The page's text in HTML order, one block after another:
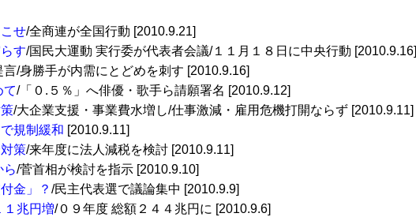
せ/全商連が全国行動 [2010.9.21]
す/国民大運動 実行委が代表者会議/１１月１８日に中央行動 [2010.9.16]
/身勝手が内需にとどめを刺す [2010.9.16]
て/「０.５％」へ俳優・歌手ら請願署名 [2010.9.12]
/大企業支援・事業費水増し/仕事激減・雇用危機打開ならず [2010.9.11]
規制緩和 [2010.9.11]
策/来年度に法人減税を検討 [2010.9.11]
ら/菅首相が検討を指示 [2010.9.10]
金」？ /民主代表選で議論集中 [2010.9.9]
１兆円増/０９年度 総額２４４兆円に [2010.9.6]